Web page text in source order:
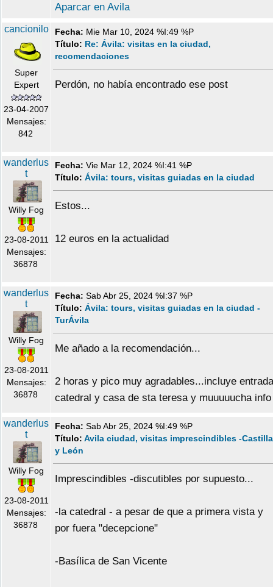
Aparcar en Avila
cancionilo
Super
Expert
23-04-2007
Mensajes:
842
Fecha: Mie Mar 10, 2024 %I:49 %P
Título: Re: Ávila: visitas en la ciudad,
recomendaciones
Perdón, no había encontrado ese post
wanderlus
t
Willy Fog
23-08-2011
Mensajes:
36878
Fecha: Vie Mar 12, 2024 %I:41 %P
Título: Ávila: tours, visitas guiadas en la ciudad
Estos...
12 euros en la actualidad
wanderlus
t
Willy Fog
23-08-2011
Mensajes:
36878
Fecha: Sab Abr 25, 2024 %I:37 %P
Título: Ávila: tours, visitas guiadas en la ciudad -
TurÁvila
Me añado a la recomendación...
2 horas y pico muy agradables...incluye entrada
catedral y casa de sta teresa y muuuuucha info
wanderlus
t
Willy Fog
23-08-2011
Mensajes:
36878
Fecha: Sab Abr 25, 2024 %I:49 %P
Título: Avila ciudad, visitas imprescindibles -Castilla
y León
Imprescindibles -discutibles por supuesto...
-la catedral - a pesar de que a primera vista y
por fuera "decepcione"
-Basílica de San Vicente